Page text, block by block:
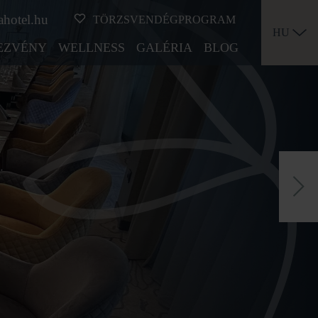
TÖRZSVENDÉGPROGRAM
WELLNESS GALÉRIA BLOG
HU